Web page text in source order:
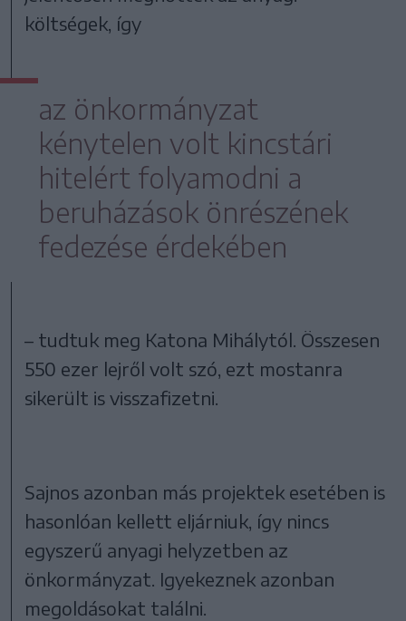
költségek, így
az önkormányzat
kénytelen volt kincstári
hitelért folyamodni a
beruházások önrészének
fedezése érdekében
– tudtuk meg Katona Mihálytól. Összesen
550 ezer lejről volt szó, ezt mostanra
sikerült is visszafizetni.
Sajnos azonban más projektek esetében is
hasonlóan kellett eljárniuk, így nincs
egyszerű anyagi helyzetben az
önkormányzat. Igyekeznek azonban
megoldásokat találni.